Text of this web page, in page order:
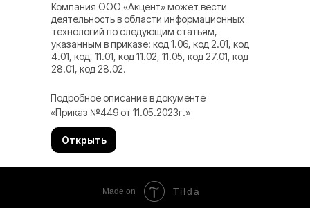
Подробное описание в документе
«Приказ №449 от 11.05.2023г.»
Компания ООО «Акцент» может вести
деятельность в области информационных
технологий по следующим статьям,
указанным в приказе: код 1.06, код 2.01, код
4.01, код, 11.01, код 11.02, 11.05, код 27.01, код
28.01, код 28.02.
Открыть
Made on Tilda